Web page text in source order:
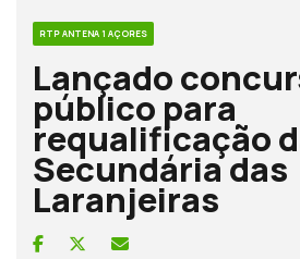
RTP ANTENA 1 AÇORES
Lançado
público para
requalificação
Secundária das
Laranjeiras